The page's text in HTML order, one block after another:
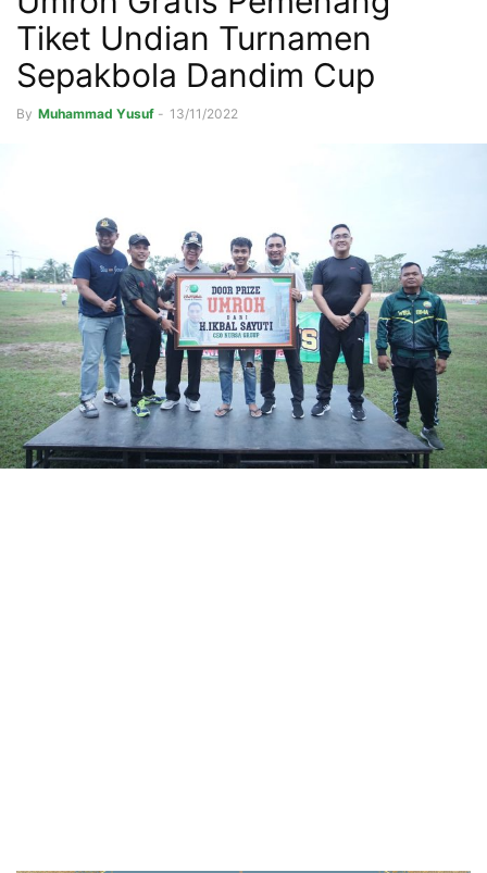
Tiket Undian Turnamen
Sepakbola Dandim Cup
By Muhammad Yusuf - 13/11/2022